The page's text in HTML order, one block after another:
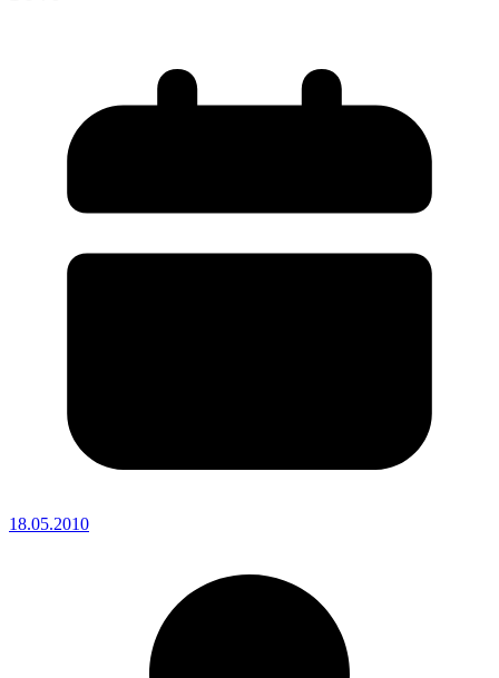
18.05.2010